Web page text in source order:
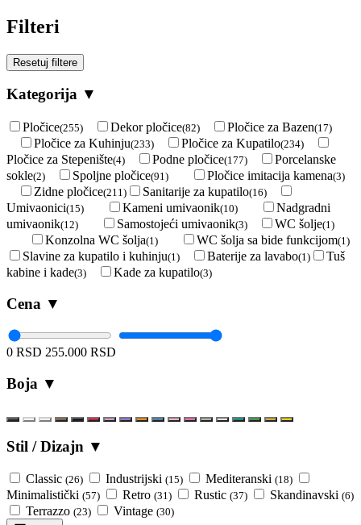
Filteri
Resetuj filtere
Kategorija ▼
Pločice(255) Dekor pločice(82) Pločice za Bazen(17)
Pločice za Kuhinju(233) Pločice za Kupatilo(234)
Pločice za Stepenište(4) Podne pločice(177)
Porcelanske
sokle(2) Spoljne pločice(91) Pločice imitacija kamena(3)
Zidne pločice(211) Sanitarije za kupatilo(16)
Umivaonici(15) Kameni umivaonik(10)
Nadgradni
umivaonik(12) Samostojeći umivaonik(3) WC šolje(1)
Konzolna WC šolja(1) WC šolja sa bide funkcijom(1)
Slavine za kupatilo i kuhinju(1) Baterije za lavabo(1)
Tuš
kabine i kade(3) Kade za kupatilo(3)
Cena ▼
0 RSD 255.000 RSD
Boja ▼
Stil / Dizajn ▼
Classic (26) Industrijski (15) Mediteranski (18)
Minimalistički (57) Retro (31) Rustic (37) Skandinavski (6)
Terrazzo (23) Vintage (30)